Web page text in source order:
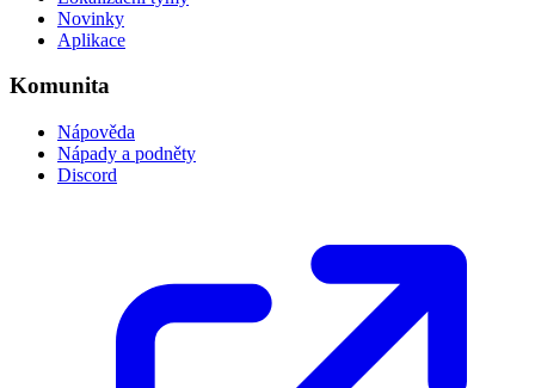
Novinky
Aplikace
Komunita
Nápověda
Nápady a podněty
Discord